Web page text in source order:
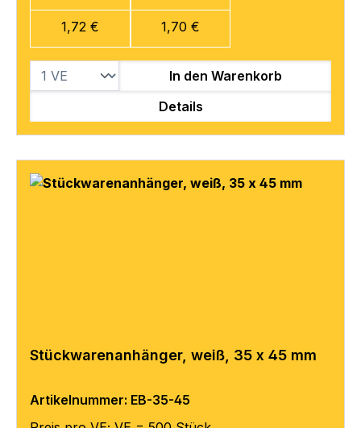
1,72 € 1,70 €
In den Warenkorb
Details
Stückwarenanhänger, weiß, 35 x 45 mm
Artikelnummer: EB-35-45